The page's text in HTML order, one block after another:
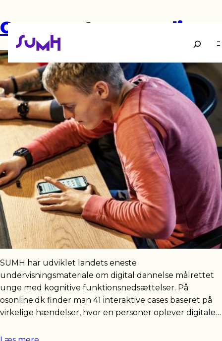
Søg
Gør unge trygge online
SUMH har udviklet landets eneste
undervisningsmateriale om digital dannelse målrettet
unge med kognitive funktionsnedsættelser. På
osonline.dk finder man 41 interaktive cases baseret på
virkelige hændelser, hvor en personer oplever digitale…